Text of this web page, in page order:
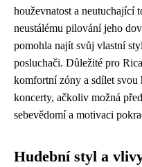
houževnatost a neutuchající
neustálému pilování jeho
pomohla najít svůj vlastní
posluchači. Důležité pro
komfortní zóny a sdílet
koncerty, ačkoliv možná
sebevědomí a motivaci
Hudební styl a